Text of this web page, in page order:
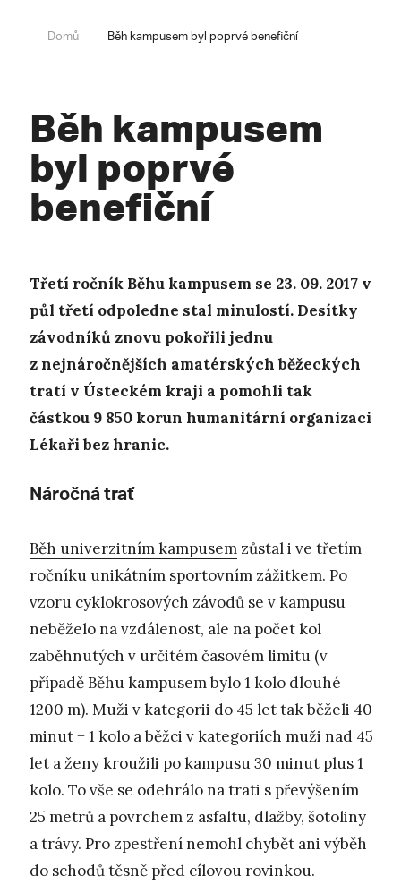
Domů Běh kampusem byl poprvé benefiční
Běh kampusem
byl poprvé
benefiční
Třetí ročník Běhu kampusem se 23. 09. 2017 v
půl třetí odpoledne stal minulostí. Desítky
závodníků znovu pokořili jednu
z nejnáročnějších amatérských běžeckých
tratí v Ústeckém kraji a pomohli tak
částkou 9 850 korun humanitární organizaci
Lékaři bez hranic.
Náročná trať
Běh univerzitním kampusem zůstal i ve třetím
ročníku unikátním sportovním zážitkem. Po
vzoru cyklokrosových závodů se v kampusu
neběželo na vzdálenost, ale na počet kol
zaběhnutých v určitém časovém limitu (v
případě Běhu kampusem bylo 1 kolo dlouhé
1200 m). Muži v kategorii do 45 let tak běželi 40
minut + 1 kolo a běžci v kategoriích muži nad 45
let a ženy kroužili po kampusu 30 minut plus 1
kolo. To vše se odehrálo na trati s převýšením
25 metrů a povrchem z asfaltu, dlažby, šotoliny
a trávy. Pro zpestření nemohl chybět ani výběh
do schodů těsně před cílovou rovinkou.